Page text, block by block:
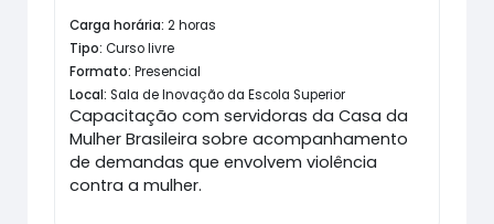
Carga horária:2 horas
Tipo:Curso livre
Formato:Presencial
Local:Sala de Inovação da Escola Superior
Capacitação com servidoras da Casa da
Mulher Brasileira sobre acompanhamento
de demandas que envolvem violência
contra a mulher.